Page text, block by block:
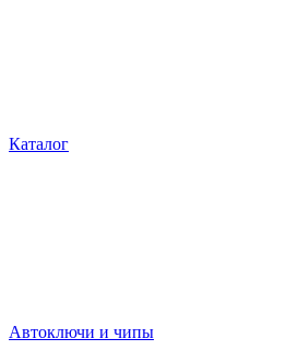
Каталог
Автоключи и чипы